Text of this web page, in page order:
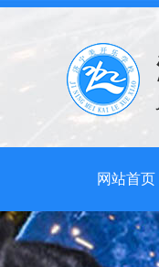
网站首页